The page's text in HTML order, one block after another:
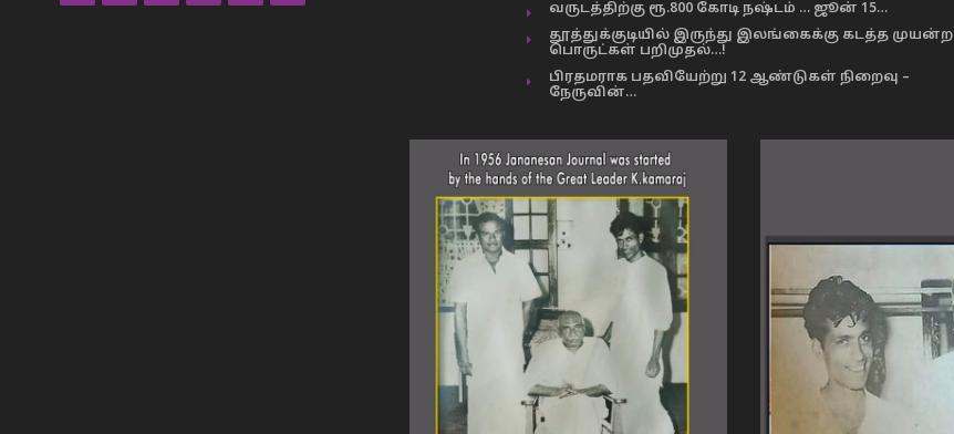
வருடத்திற்கு ரூ.800 கோடி நஷ்டம் … ஜூன் 15…
தூத்துக்குடியில் இருந்து இலங்கைக்கு கடத்த முயன்ற
பொருட்கள் பறிமுதல்…!
பிரதமராக பதவியேற்று 12 ஆண்டுகள் நிறைவு –
நேருவின்…